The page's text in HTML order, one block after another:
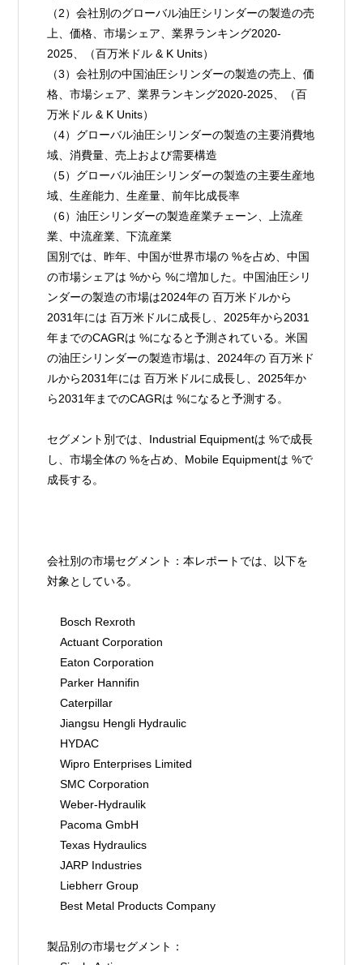
（2）会社別のグローバル油圧シリンダーの製造の売
上、価格、市場シェア、業界ランキング2020-
2025、（百万米ドル & K Units）
（3）会社別の中国油圧シリンダーの製造の売上、価
格、市場シェア、業界ランキング2020-2025、（百
万米ドル & K Units）
（4）グローバル油圧シリンダーの製造の主要消費地
域、消費量、売上および需要構造
（5）グローバル油圧シリンダーの製造の主要生産地
域、生産能力、生産量、前年比成長率
（6）油圧シリンダーの製造産業チェーン、上流産
業、中流産業、下流産業
国別では、昨年、中国が世界市場の %を占め、中国
の市場シェアは %から %に増加した。中国油圧シリ
ンダーの製造の市場は2024年の 百万米ドルから
2031年には 百万米ドルに成長し、2025年から2031
年までのCAGRは %になると予測されている。米国
の油圧シリンダーの製造市場は、2024年の 百万米ド
ルから2031年には 百万米ドルに成長し、2025年か
ら2031年までのCAGRは %になると予測する。
セグメント別では、Industrial Equipmentは %で成長
し、市場全体の %を占め、Mobile Equipmentは %で
成長する。
会社別の市場セグメント：本レポートでは、以下を
対象としている。
    Bosch Rexroth
    Actuant Corporation
    Eaton Corporation
    Parker Hannifin
    Caterpillar
    Jiangsu Hengli Hydraulic
    HYDAC
    Wipro Enterprises Limited
    SMC Corporation
    Weber-Hydraulik
    Pacoma GmbH
    Texas Hydraulics
    JARP Industries
    Liebherr Group
    Best Metal Products Company
製品別の市場セグメント：